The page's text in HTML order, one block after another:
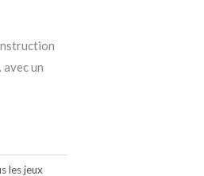
un
les jeux